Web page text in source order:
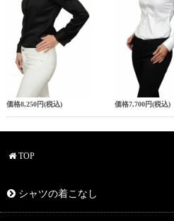
価格8,250円(税込) 価格7,700円(税込)
TOP
シャツの着こなし